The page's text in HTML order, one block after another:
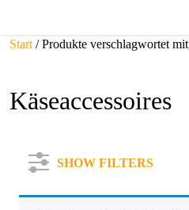
Start / Produkte verschlagwortet mit
Käseaccessoires
SHOW FILTERS